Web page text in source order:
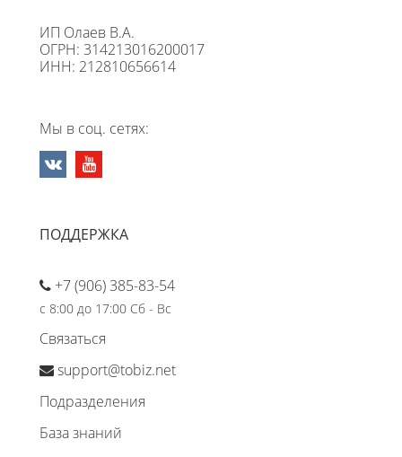
ИП Олаев В.А.
ОГРН: 314213016200017
ИНН: 212810656614
Мы в соц. сетях:
ПОДДЕРЖКА
+7 (906) 385-83-54
с 8:00 до 17:00 Сб - Вс
Связаться
support@tobiz.net
Подразделения
База знаний